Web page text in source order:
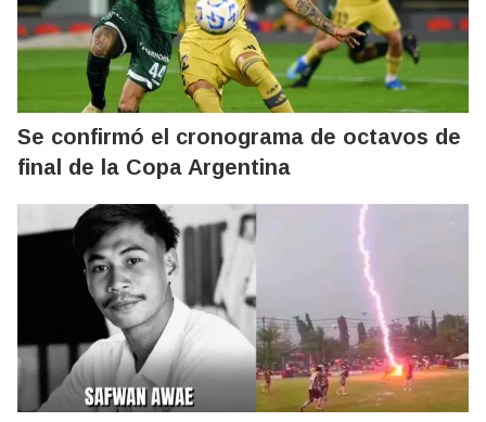
Se confirmó el cronograma de octavos de
final de la Copa Argentina